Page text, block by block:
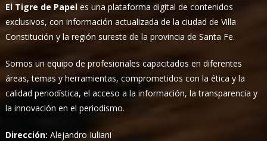
El Tigre de Papel es una plataforma digital de contenidos
exclusivos, con información actualizada de la ciudad de Villa
Constitución y la región sureste de la provincia de Santa Fe.
Somos un equipo de profesionales capacitados en diferentes
áreas, temas y herramientas, comprometidos con la ética y la
calidad periodística, el acceso a la información, la transparencia y
la innovación en el periodismo.
Dirección:Alejandro Iuliani